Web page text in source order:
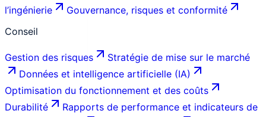
l’ingénierie
Gouvernance, risques et conformité
Conseil
Gestion des risques
Stratégie de mise sur le marché
Données et intelligence artificielle (IA)
Optimisation du fonctionnement et des coûts
Durabilité
Rapports de performance et indicateurs de